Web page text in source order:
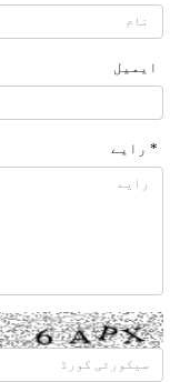
ایمیل
* رایے